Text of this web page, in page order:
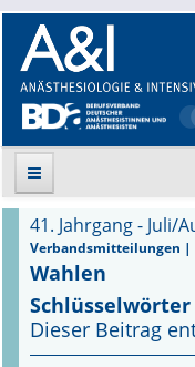
Suche
Aktuelle Ausgabe
Leitlinien
41. Jahrgang - Juli/
Verbandsmitteilungen |
Wahlen
Schlüsselwörter
Dieser Beitrag